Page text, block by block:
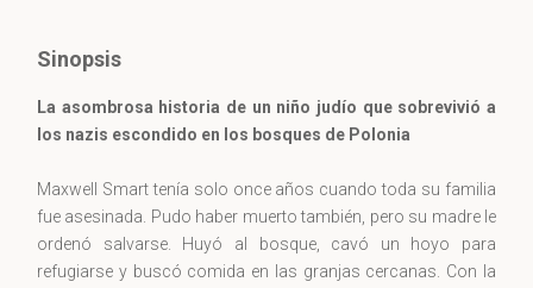
Sinopsis
La asombrosa historia de un niño judío que sobrevivió a
los nazis escondido en los bosques de Polonia
Maxwell Smart tenía solo once años cuando toda su familia
fue asesinada. Pudo haber muerto también, pero su madre le
ordenó salvarse. Huyó al bosque, cavó un hoyo para
refugiarse y buscó comida en las granjas cercanas. Con la